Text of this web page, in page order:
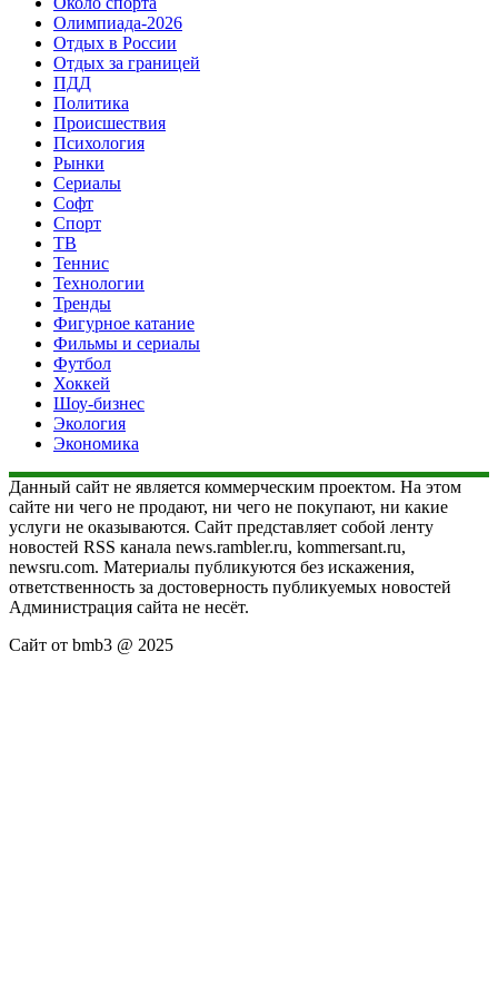
Олимпиада-2026
Отдых в России
Отдых за границей
ПДД
Политика
Происшествия
Психология
Рынки
Сериалы
Софт
Спорт
ТВ
Теннис
Технологии
Тренды
Фигурное катание
Фильмы и сериалы
Футбол
Хоккей
Шоу-бизнес
Экология
Экономика
Данный сайт не является коммерческим проектом. На этом
сайте ни чего не продают, ни чего не покупают, ни какие
услуги не оказываются. Сайт представляет собой ленту
новостей RSS канала news.rambler.ru, kommersant.ru,
newsru.com. Материалы публикуются без искажения,
ответственность за достоверность публикуемых новостей
Администрация сайта не несёт.
Сайт от bmb3 @ 2025